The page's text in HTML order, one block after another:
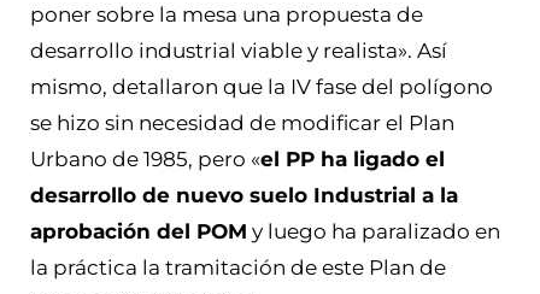
poner sobre la mesa una propuesta de
desarrollo industrial viable y realista». Así
mismo, detallaron que la IV fase del polígono
se hizo sin necesidad de modificar el Plan
Urbano de 1985, pero «el PP ha ligado el
desarrollo de nuevo suelo Industrial a la
aprobación del POM y luego ha paralizado en
la práctica la tramitación de este Plan de